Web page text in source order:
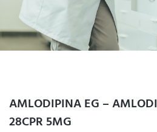
AMLODIPINA EG –
28CPR 5MG